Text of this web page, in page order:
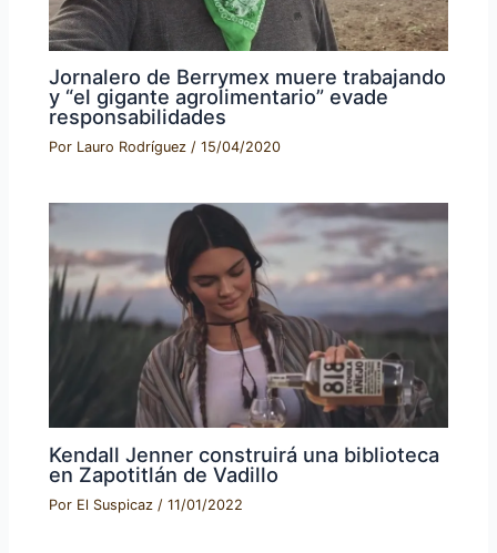
Jornalero de Berrymex muere trabajando
y “el gigante agrolimentario” evade
responsabilidades
Por Lauro Rodríguez/15/04/2020
Kendall Jenner construirá una biblioteca
en Zapotitlán de Vadillo
Por El Suspicaz/11/01/2022